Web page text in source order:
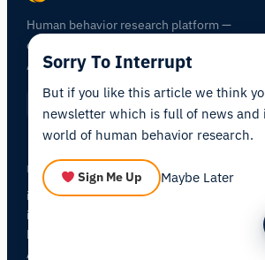
Human behavior research platform —
combining biosensors, eye tracking, and
AI in one integrated environment.
PRODUCTS
iMotions Lab
iMotions Online
Hardware
All Modules
Sorry To Interrupt
But if you like this article we think
newsletter which is full of news and
world of human behavior research.
Sign Me Up Maybe Later